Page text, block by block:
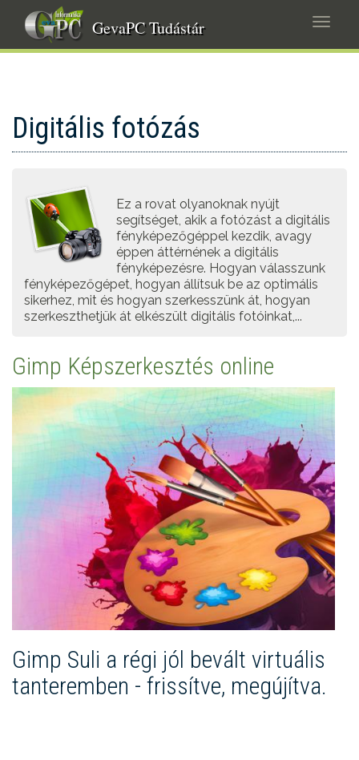
tartalomra
GevaPC Tudástár
Digitális fotózás
Ez a rovat olyanoknak nyújt
segítséget, akik a fotózást a digitális
fényképezőgéppel kezdik, avagy
éppen áttérnének a digitális
fényképezésre. Hogyan válasszunk
fényképezőgépet, hogyan állítsuk be az optimális
sikerhez, mit és hogyan szerkesszünk át, hogyan
szerkeszthetjük át elkészült digitális fotóinkat,...
Gimp Képszerkesztés online
Gimp Suli a régi jól bevált virtuális
tanteremben - frissítve, megújítva.